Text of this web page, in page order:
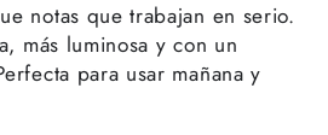
notas que trabajan en serio.
más luminosa y con un
para usar mañana y